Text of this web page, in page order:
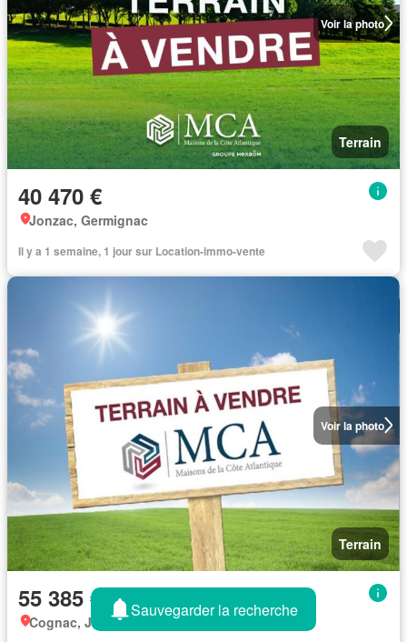
Voir la photo
Terrain
40 470 €
Jonzac, Germignac
Il y a 1 semaine, 1 jour sur Location-immo-vente
Voir la photo
Terrain
55 385 €
Cognac, Juillac-le-coq
Sauvegarder la recherche